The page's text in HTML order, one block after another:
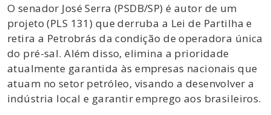
O senador José Serra (PSDB/SP) é autor de um
projeto (PLS 131) que derruba a Lei de Partilha e
retira a Petrobrás da condição de operadora única
do pré-sal. Além disso, elimina a prioridade
atualmente garantida às empresas nacionais que
atuam no setor petróleo, visando a desenvolver a
indústria local e garantir emprego aos brasileiros.